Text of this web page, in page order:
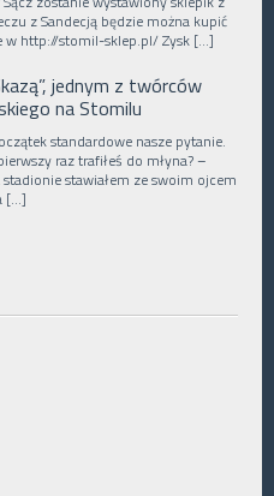
z Sandecją będzie można kupić
w http://stomil-sklep.pl/ Zysk […]
jednym z twórców
na Stomilu
standardowe nasze pytanie.
raz trafiłeś do młyna? –
stawiałem ze swoim ojcem
[…]